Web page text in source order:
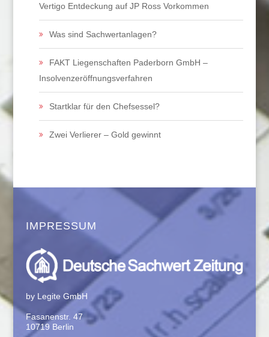
Vertigo Entdeckung auf JP Ross Vorkommen
Was sind Sachwertanlagen?
FAKT Liegenschaften Paderborn GmbH –
Insolvenzeröffnungsverfahren
Startklar für den Chefsessel?
Zwei Verlierer – Gold gewinnt
IMPRESSUM
by Legite GmbH
Fasanenstr. 47
10719 Berlin